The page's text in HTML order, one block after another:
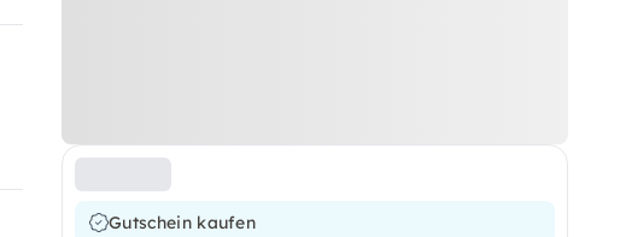
Gutschein kaufen